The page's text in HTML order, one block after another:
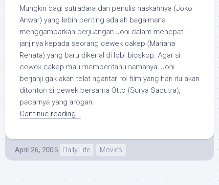
Mungkin bagi sutradara dan penulis naskahnya (Joko
Anwar) yang lebih penting adalah bagaimana
menggambarkan perjuangan Joni dalam menepati
janjinya kepada seorang cewek cakep (Mariana
Renata) yang baru dikenal di lobi bioskop. Agar si
cewek cakep mau memberitahu namanya, Joni
berjanji gak akan telat ngantar rol film yang hari itu akan
ditonton si cewek bersama Otto (Surya Saputra),
pacarnya yang arogan.
Continue reading…
April 26, 2005 Daily Life Movies